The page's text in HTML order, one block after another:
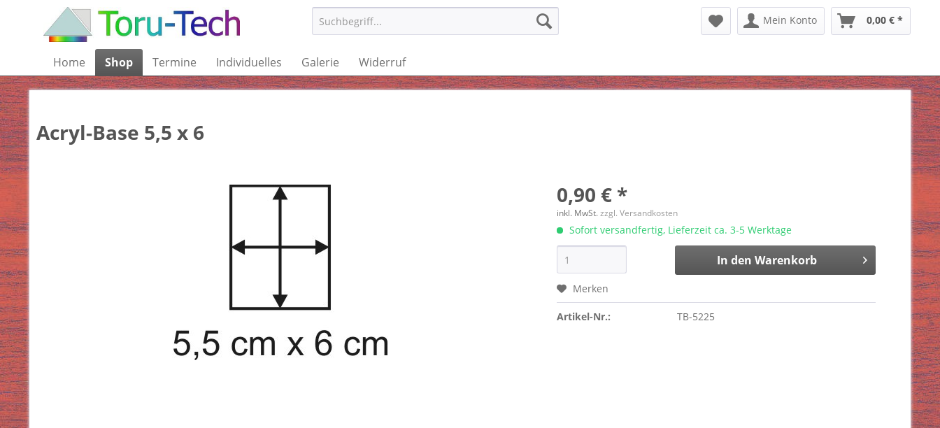
Mein Konto 0,00 € *
Home Shop Termine Individuelles Galerie Widerruf
Acryl-Base 5,5 x 6
0,90 € *
inkl. MwSt.zzgl. Versandkosten
Sofort versandfertig, Lieferzeit ca. 3-5 Werktage
In den Warenkorb
Merken
Artikel-Nr.: TB-5225